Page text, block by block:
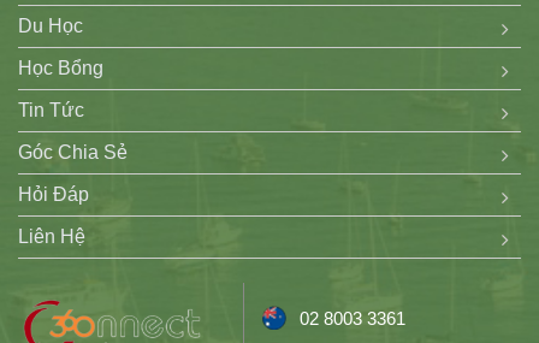
Du Học
Học Bổng
Tin Tức
Góc Chia Sẻ
Hỏi Đáp
Liên Hệ
02 8003 3361